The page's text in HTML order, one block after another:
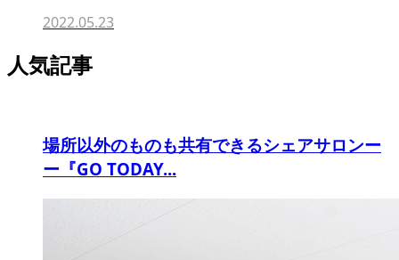
2022.05.23
人気記事
場所以外のものも共有できるシェアサロンー
ー『GO TODAY...